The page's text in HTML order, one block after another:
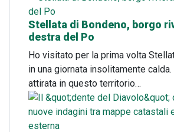
Stellata di Bondeno, borgo
destra del Po
Ho visitato per la prima volta
in una giornata insolitamente
attirata in questo territorio…